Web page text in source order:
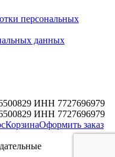
персональных
данных
ИНН 7727696979
ИНН 7727696979
КорзинаОформить заказ